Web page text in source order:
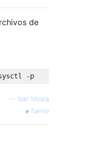
de
— Isac Moura
fuente